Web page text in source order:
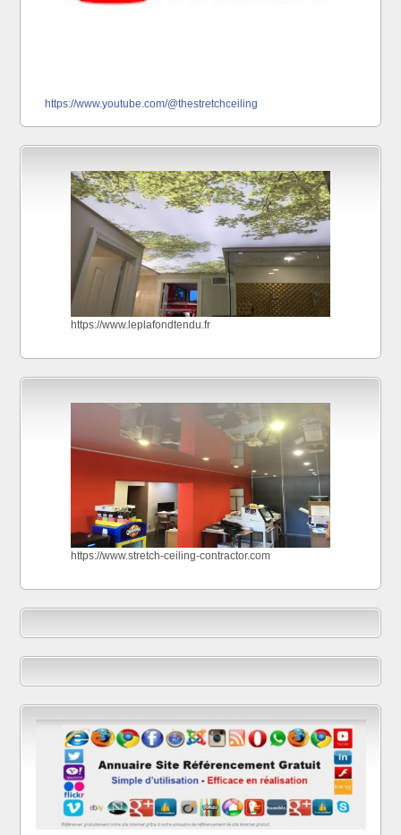
https://www.youtube.com/@thestretchceiling
https://www.leplafondtendu.fr
https://www.stretch-ceiling-contractor.com